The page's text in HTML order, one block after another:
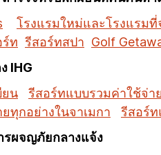
โรงแรมใหม่และโรงแรมที่
ร์ท รีสอร์ทสปา Golf
IHG
ยน รีสอร์ทแบบรวมค่าใช้จ่า
ทุกอย่างในจาเมกา
รีสอร์
ผจญภัยกลางแจ้ง